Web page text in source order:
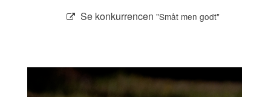
Se konkurrencen "Småt men godt"